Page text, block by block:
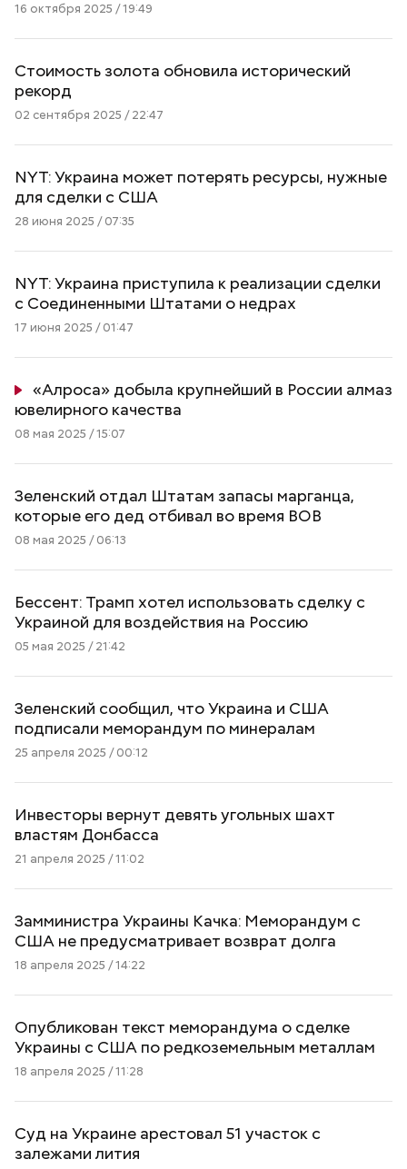
16 октября 2025 / 19:49
Стоимость золота обновила исторический
рекорд
02 сентября 2025 / 22:47
NYT: Украина может потерять ресурсы, нужные
для сделки с США
28 июня 2025 / 07:35
NYT: Украина приступила к реализации сделки
с Соединенными Штатами о недрах
17 июня 2025 / 01:47
«Алроса» добыла крупнейший в России алмаз
ювелирного качества
08 мая 2025 / 15:07
Зеленский отдал Штатам запасы марганца,
которые его дед отбивал во время ВОВ
08 мая 2025 / 06:13
Бессент: Трамп хотел использовать сделку с
Украиной для воздействия на Россию
05 мая 2025 / 21:42
Зеленский сообщил, что Украина и США
подписали меморандум по минералам
25 апреля 2025 / 00:12
Инвесторы вернут девять угольных шахт
властям Донбасса
21 апреля 2025 / 11:02
Замминистра Украины Качка: Меморандум с
США не предусматривает возврат долга
18 апреля 2025 / 14:22
Опубликован текст меморандума о сделке
Украины с США по редкоземельным металлам
18 апреля 2025 / 11:28
Суд на Украине арестовал 51 участок с
залежами лития